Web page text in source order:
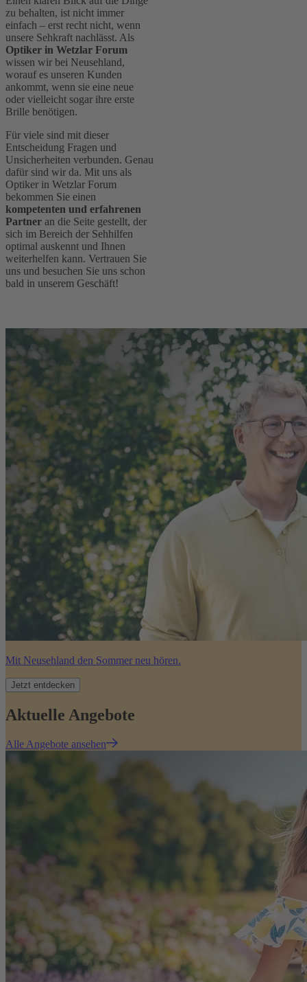
zu behalten, ist nicht immer
einfach – erst recht nicht, wenn
unsere Sehkraft nachlässt. Als
Optiker in Wetzlar Forum
wissen wir bei Neusehland,
worauf es unseren Kunden
ankommt, wenn sie eine neue
oder vielleicht sogar ihre erste
Brille benötigen.
Für viele sind mit dieser
Entscheidung Fragen und
Unsicherheiten verbunden. Genau
dafür sind wir da. Mit uns als
Optiker in Wetzlar Forum
bekommen Sie einen
kompetenten und erfahrenen
Partner an die Seite gestellt, der
sich im Bereich der Sehhilfen
optimal auskennt und Ihnen
weiterhelfen kann. Vertrauen Sie
uns und besuchen Sie uns schon
bald in unserem Geschäft!
Mit Neusehland den Sommer neu hören.
Jetzt entdecken
Aktuelle Angebote
Alle Angebote ansehen